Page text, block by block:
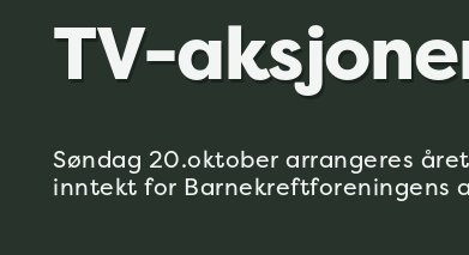
TV-
Søndag 20.oktober arrangeres
inntekt for Barnekreftforeningens